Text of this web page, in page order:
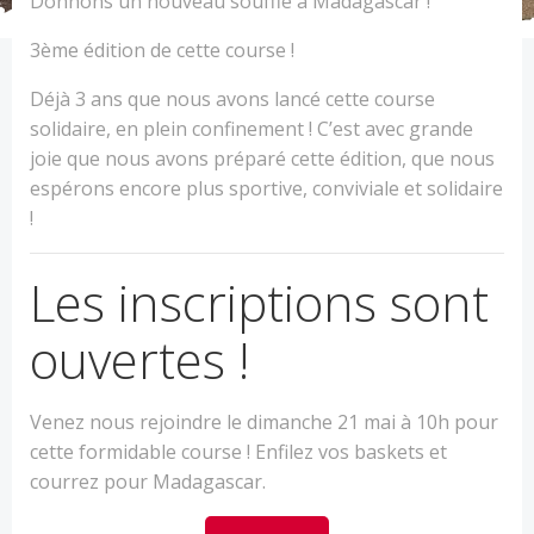
3ème édition de cette course !
Déjà 3 ans que nous avons lancé cette course
solidaire, en plein confinement ! C’est avec grande
joie que nous avons préparé cette édition, que nous
espérons encore plus sportive, conviviale et solidaire
!
Les inscriptions sont
ouvertes !
Venez nous rejoindre le dimanche 21 mai à 10h pour
cette formidable course ! Enfilez vos baskets et
courrez pour Madagascar.